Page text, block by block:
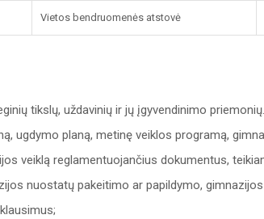
Vietos bendruomenės atstovė
tikslų, uždavinių ir jų įgyvendinimo priemonių.
ugdymo planą, metinę veiklos programą,
veiklą reglamentuojančius dokumentus,
nuostatų pakeitimo ar papildymo,